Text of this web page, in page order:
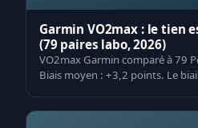
Garmin VO2max : le tien
(79 paires labo, 2026)
VO2max Garmin comparé à 79
Biais moyen : +3,2 points. Le